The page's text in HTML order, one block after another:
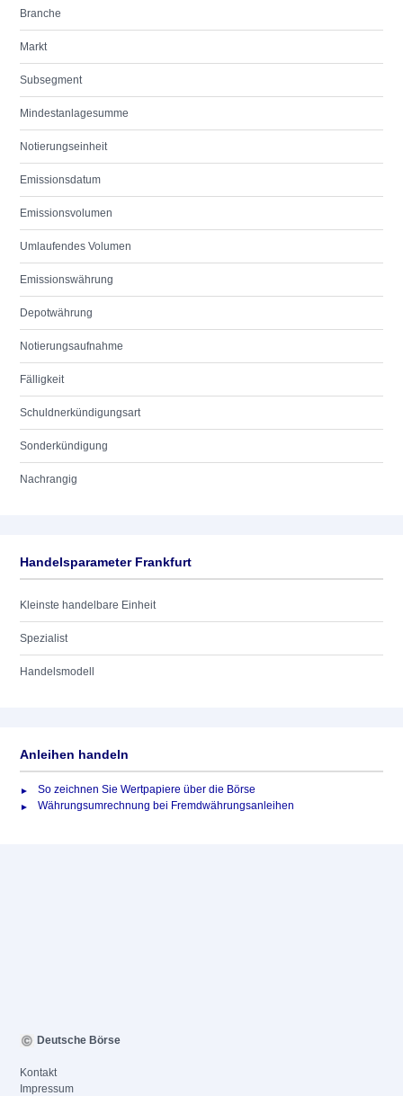
Branche
Markt
Subsegment
Mindestanlagesumme
Notierungseinheit
Emissionsdatum
Emissionsvolumen
Umlaufendes Volumen
Emissionswährung
Depotwährung
Notierungsaufnahme
Fälligkeit
Schuldnerkündigungsart
Sonderkündigung
Nachrangig
Handelsparameter Frankfurt
Kleinste handelbare Einheit
Spezialist
Handelsmodell
Anleihen handeln
So zeichnen Sie Wertpapiere über die Börse
Währungsumrechnung bei Fremdwährungsanleihen
Deutsche Börse
Kontakt
Impressum